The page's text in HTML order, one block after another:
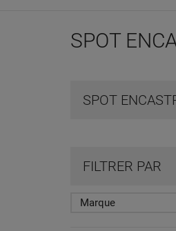
SPOT
SPOT
FILTRER PAR
Marque